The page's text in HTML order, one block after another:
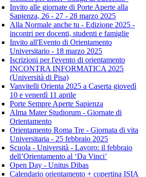
Invito alle giornate di Porte Aperte alla
Sapienza, 26 - 27 - 28 marzo 2025
Alla Normale anche tu - Edizione 2025 -
incontri per docenti, studenti e famiglie
Invito all'Evento di Orientamento
Universitario - 18 marzo 2025
Iscrizioni per l'evento di orientamento
INCONTRA INFORMATICA 2025
(Università di Pisa)
Vanvitelli Orienta 2025 a Caserta giovedì
10 e venerdì 11 aprile
Porte Sempre Aperte Sapienza
Alma Mater Studiorum - Giornate di
Orientamento
Orientamento Roma Tre - Giornata di vita
Universitaria - 25 febbraio 2025
Scuola - Università - Lavoro: il febbraio
dell’Orientamento al ‘Da Vinci’
Open Day - Unitus Dibas
Calendario orientamento + copertina ISIA